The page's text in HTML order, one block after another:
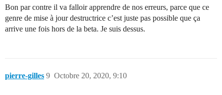
Bon par contre il va falloir apprendre de nos erreurs, parce que ce
genre de mise à jour destructrice c’est juste pas possible que ça
arrive une fois hors de la beta. Je suis dessus.
pierre-gilles Octobre 20, 2020, 9:10
9